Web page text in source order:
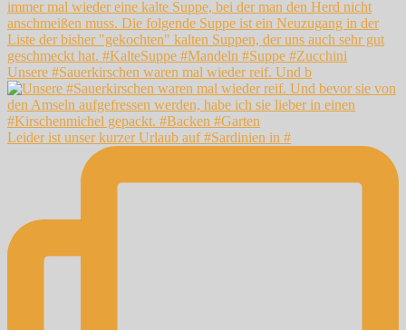
Unsere #Sauerkirschen waren mal wieder reif. Und b
Leider ist unser kurzer Urlaub auf #Sardinien in #